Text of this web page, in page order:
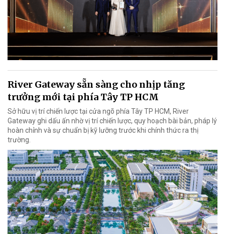
River Gateway sẵn sàng cho nhịp tăng
trưởng mới tại phía Tây TP HCM
Sở hữu vị trí chiến lược tại cửa ngõ phía Tây TP HCM, River
Gateway ghi dấu ấn nhờ vị trí chiến lược, quy hoạch bài bản, pháp lý
hoàn chỉnh và sự chuẩn bị kỹ lưỡng trước khi chính thức ra thị
trường.